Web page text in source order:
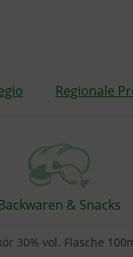
Regionale
& Snacks
30% vol. Flasche